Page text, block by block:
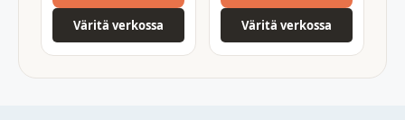
Väritä verkossa Väritä verkossa